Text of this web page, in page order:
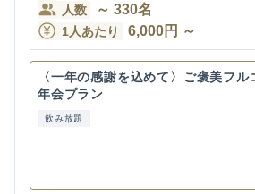
人数 ～ 330名
1人あたり 6,000円 ～
〈一年の感謝を込めて〉ご褒美フ
年会プラン
飲み放題